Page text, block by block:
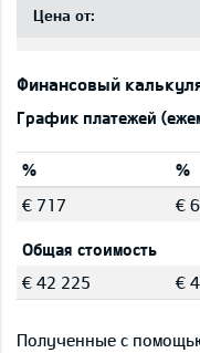
Цена от:
Финансовый
График платежей
% %
€ 717
€
Общая стоимость
€ 42 225
€
Полученные с